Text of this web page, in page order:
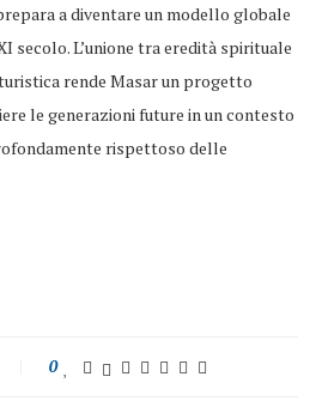
a diventare un modello globale
secolo. L’unione tra eredità spirituale
rende Masar un progetto
le generazioni future in un contesto
rispettoso delle
0